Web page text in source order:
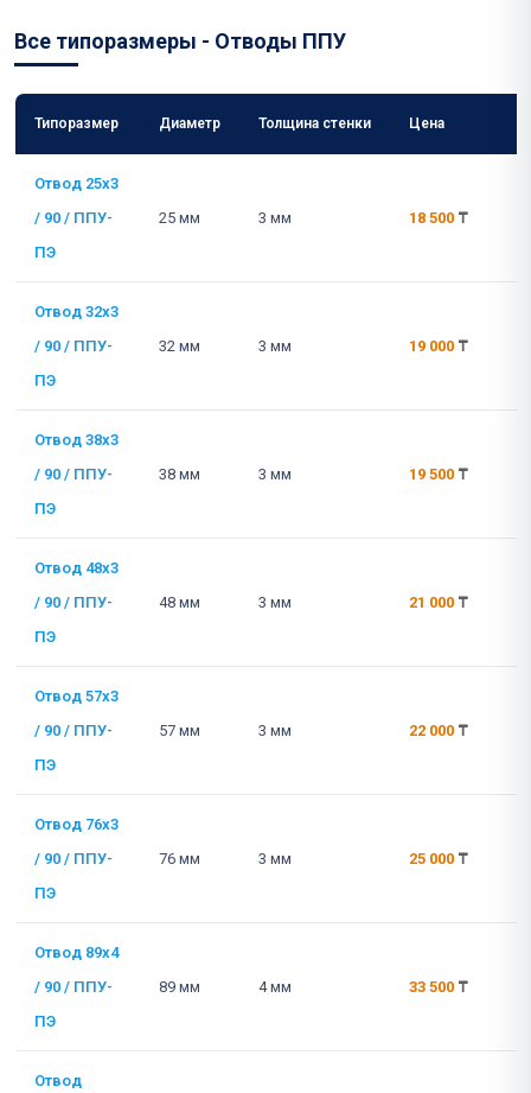
Все типоразмеры - Отводы ППУ
Типоразмер Диаметр Толщина стенки
Цена
Отвод 25x3
/ 90 / ППУ-
ПЭ
25 мм 3 мм 18 500 ₸
Отвод 32x3
/ 90 / ППУ-
ПЭ
32 мм 3 мм 19 000 ₸
Отвод 38x3
/ 90 / ППУ-
ПЭ
38 мм 3 мм 19 500 ₸
Отвод 48x3
/ 90 / ППУ-
ПЭ
48 мм 3 мм 21 000 ₸
Отвод 57x3
/ 90 / ППУ-
ПЭ
57 мм 3 мм 22 000 ₸
Отвод 76x3
/ 90 / ППУ-
ПЭ
76 мм 3 мм 25 000 ₸
Отвод 89x4
/ 90 / ППУ-
ПЭ
89 мм 4 мм 33 500 ₸
Отвод